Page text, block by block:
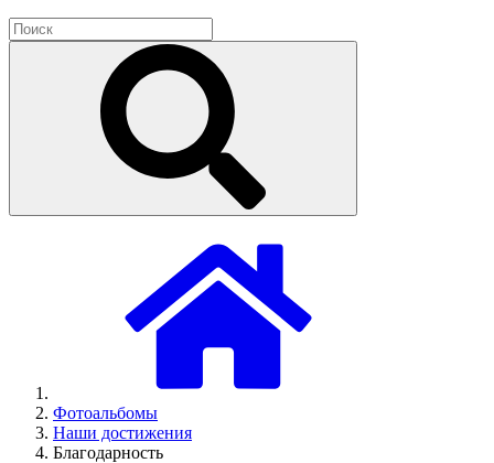
Фотоальбомы
Наши достижения
Благодарность